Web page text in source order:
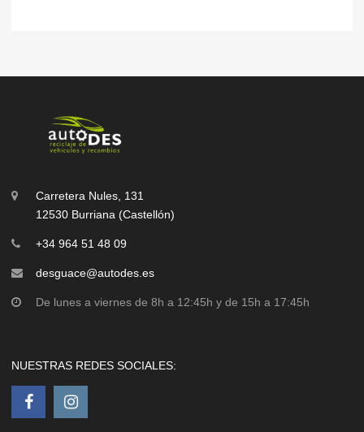
Carretera Nules, 131
12530 Burriana (Castellón)
+34 964 51 48 09
desguace@autodes.es
De lunes a viernes de 8h a 12:45h y de 15h a 17:45h
NUESTRAS REDES SOCIALES: